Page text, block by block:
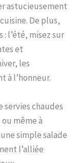
astucieusement
De plus,
l’été, misez sur
et
les
à l’honneur.
chaudes
même à
simple salade
l’alliée